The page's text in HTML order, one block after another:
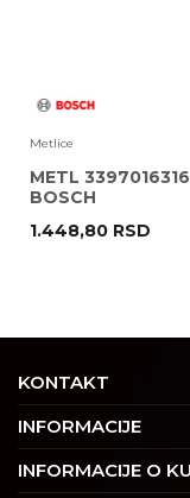
POŠALJI
Metlice
METL
BOSCH
1.448,80 RSD
KONTAKT
Adresa
Trgovačka 7/2,
11030 Beograd, Srbija
INFORMACIJE
O nama
INFORMACIJE O